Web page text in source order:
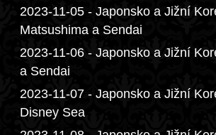
2023-11-05 - Japonsko a Jižní
Matsushima a Sendai
2023-11-06 - Japonsko a Jižní
a Sendai
2023-11-07 - Japonsko a Jižní
Disney Sea